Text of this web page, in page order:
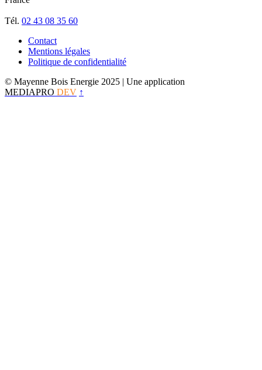
Tél. 02 43 08 35 60
Contact
Mentions légales
Politique de confidentialité
© Mayenne Bois Energie 2025 | Une application
MEDIAPRO DEV ↑